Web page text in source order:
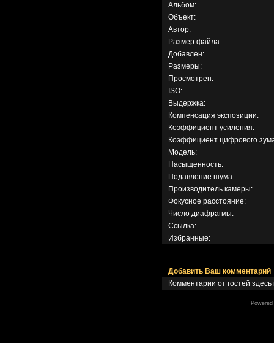
Альбом:
Объект:
Автор:
Размер файла:
Добавлен:
Размеры:
Просмотрен:
ISO:
Выдержка:
Компенсация экспозиции:
Коэффициент усиления:
Коэффициент цифрового
Модель:
Насыщенность:
Подавление шума:
Производитель камеры:
Фокусное расстояние:
Число диафрагмы:
Ссылка:
Избранные:
Добавить Ваш комментарий
Комментарии от гостей